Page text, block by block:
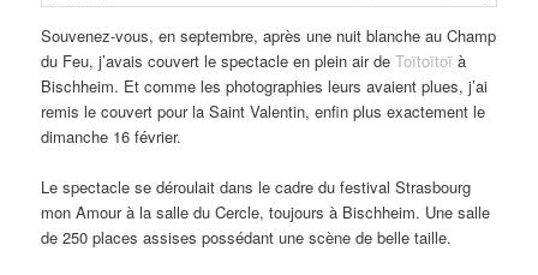
Souvenez-vous, en septembre, après une nuit blanche au Champ
du Feu, j’avais couvert le spectacle en plein air deToïtoïtoï à
Bischheim. Et comme les photographies leurs avaient plues, j’ai
remis le couvert pour la Saint Valentin, enfin plus exactement le
dimanche 16 février.
Le spectacle se déroulait dans le cadre du festival Strasbourg
mon Amour à la salle du Cercle, toujours à Bischheim. Une salle
de 250 places assises possédant une scène de belle taille.